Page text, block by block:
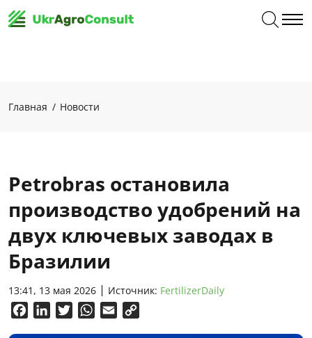
Главная Новости
Petrobras остановила
производство удобрений на
двух ключевых заводах в
Бразилии
13:41, 13 мая 2026 Источник: FertilizerDaily
FacebookLinkedInTwitterWhatsApp
Email